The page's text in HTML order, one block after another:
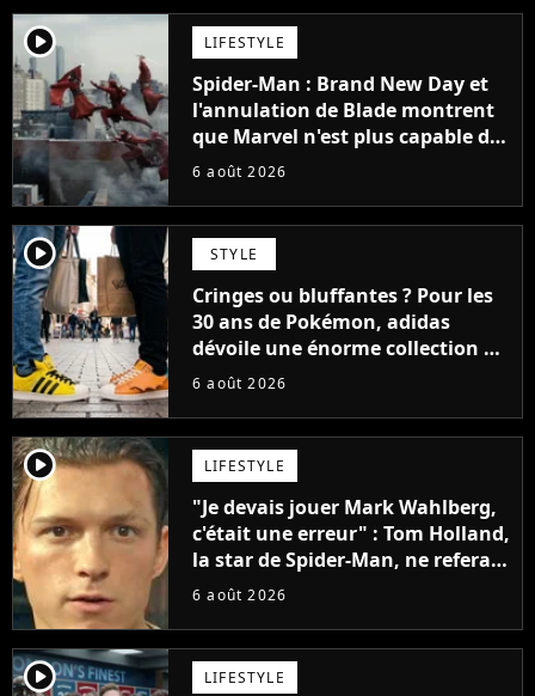
player2 LIFESTYLE
Spider-Man : Brand New Day et
l'annulation de Blade montrent
que Marvel n'est plus capable de
faire quoi que ce soit de simple
6 août 2026
player2 STYLE
Cringes ou bluffantes ? Pour les
30 ans de Pokémon, adidas
dévoile une énorme collection de
sneakers et je ne sais pas quoi en
6 août 2026
player2 LIFESTYLE
"Je devais jouer Mark Wahlberg,
c'était une erreur" : Tom Holland,
la star de Spider-Man, ne referait
pas ce blockbuster
6 août 2026
player2 LIFESTYLE